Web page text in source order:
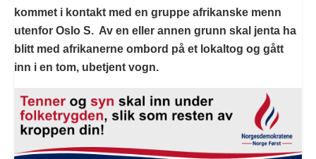
kommet i kontakt med en gruppe afrikanske menn
utenfor Oslo S. Av en eller annen grunn skal jenta ha
blitt med afrikanerne ombord på et lokaltog og gått
inn i en tom, ubetjent vogn.